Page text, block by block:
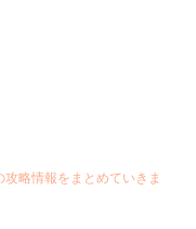
略情報をまとめていきま